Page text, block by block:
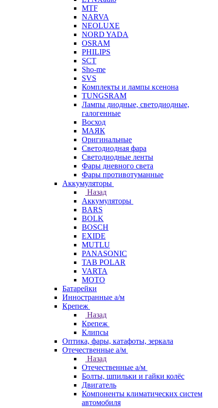
MTF
NARVA
NEOLUXE
NORD YADA
OSRAM
PHILIPS
SCT
Sho-me
SVS
Комплекты и лампы ксенона
TUNGSRAM
Лампы диодные, светодиодные,
галогенные
Восход
МАЯК
Оригинальные
Светодиодная фара
Светодиодные ленты
Фары дневного света
Фары противотуманные
Аккумуляторы
Назад
Аккумуляторы
BARS
BOLK
BOSCH
EXIDE
MUTLU
PANASONIC
TAB POLAR
VARTA
МОТО
Батарейки
Инностранные а/м
Крепеж
Назад
Крепеж
Клипсы
Оптика, фары, катафоты, зеркала
Отечественные а/м
Назад
Отечественные а/м
Болты, шпильки и гайки колёс
Двигатель
Компоненты климатических систем
автомобиля